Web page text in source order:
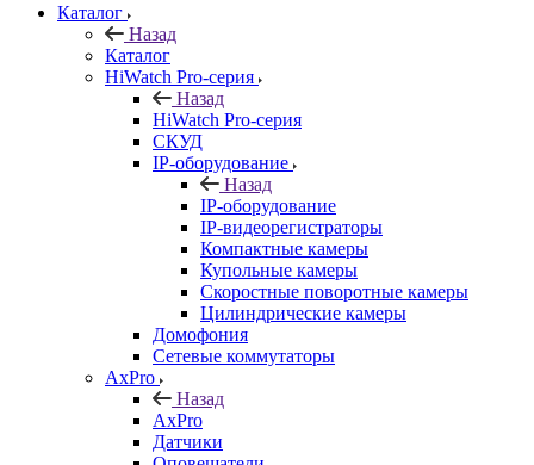
Каталог
Назад
Каталог
HiWatch Pro-серия
Назад
HiWatch Pro-серия
CКУД
IP-оборудование
Назад
IP-оборудование
IP-видеорегистраторы
Компактные камеры
Купольные камеры
Скоростные поворотные камеры
Цилиндрические камеры
Домофония
Сетевые коммутаторы
AxPro
Назад
AxPro
Датчики